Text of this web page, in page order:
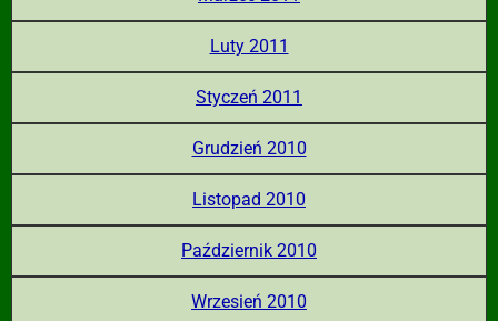
Luty 2011
Styczeń 2011
Grudzień 2010
Listopad 2010
Październik 2010
Wrzesień 2010